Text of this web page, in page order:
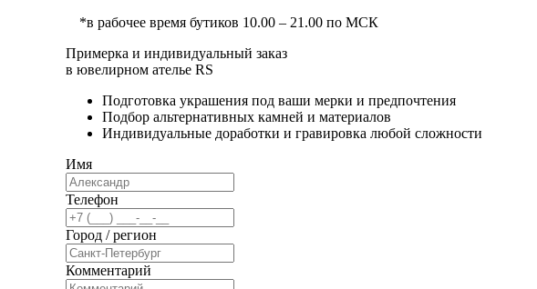
*в рабочее время бутиков 10.00 – 21.00 по МСК
Примерка и индивидуальный заказ
в ювелирном ателье RS
Подготовка украшения под ваши мерки и предпочтения
Подбор альтернативных камней и материалов
Индивидуальные доработки и гравировка любой сложности
Имя
Телефон
Город / регион
Комментарий